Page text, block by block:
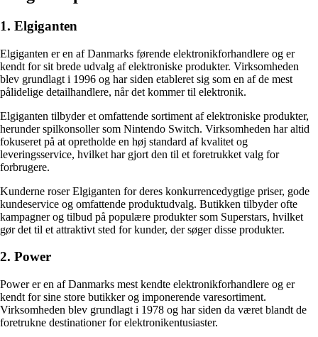
1. Elgiganten
Elgiganten er en af Danmarks førende elektronikforhandlere og er
kendt for sit brede udvalg af elektroniske produkter. Virksomheden
blev grundlagt i 1996 og har siden etableret sig som en af de mest
pålidelige detailhandlere, når det kommer til elektronik.
Elgiganten tilbyder et omfattende sortiment af elektroniske produkter,
herunder spilkonsoller som Nintendo Switch. Virksomheden har altid
fokuseret på at opretholde en høj standard af kvalitet og
leveringsservice, hvilket har gjort den til et foretrukket valg for
forbrugere.
Kunderne roser Elgiganten for deres konkurrencedygtige priser, gode
kundeservice og omfattende produktudvalg. Butikken tilbyder ofte
kampagner og tilbud på populære produkter som Superstars, hvilket
gør det til et attraktivt sted for kunder, der søger disse produkter.
2. Power
Power er en af Danmarks mest kendte elektronikforhandlere og er
kendt for sine store butikker og imponerende varesortiment.
Virksomheden blev grundlagt i 1978 og har siden da været blandt de
foretrukne destinationer for elektronikentusiaster.